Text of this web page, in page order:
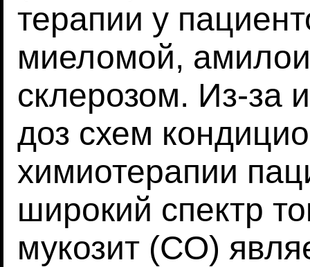
терапии у
миеломой,
склерозом. Из-за
доз схем
химиотерапии
широкий спектр
мукозит (СО)